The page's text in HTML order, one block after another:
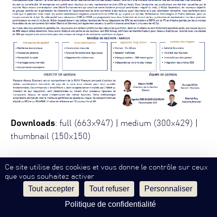
Downloads:full (663x947) medium (300x429)
thumbnail (150x150)
©Philippe Hottinguer Group
Mentions LégalesConfidentialitéContact SWEN
Ce site utilise des cookies et vous donne le contrôle sur ceux
que vous souhaitez activer
Tout accepter Tout refuser
Personnaliser
Politique de confidentialité